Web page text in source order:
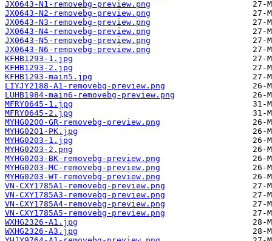
JX0643-N1-removebg-preview.png
JX0643-N2-removebg-preview.png
JX0643-N3-removebg-preview.png
JX0643-N4-removebg-preview.png
JX0643-N5-removebg-preview.png
JX0643-N6-removebg-preview.png
KFHB1293-1.jpg
KFHB1293-2.jpg
KFHB1293-main5.jpg
LIYJY2188-A1-removebg-preview.png
LUHB1984-main6-removebg-preview.png
MFRY0645-1.jpg
MFRY0645-2.jpg
MYHG0200-GR-removebg-preview.png
MYHG0201-PK.jpg
MYHG0203-1.jpg
MYHG0203-2.png
MYHG0203-BK-removebg-preview.png
MYHG0203-MC-removebg-preview.png
MYHG0203-WT-removebg-preview.png
VN-CXY1785A1-removebg-preview.png
VN-CXY1785A3-removebg-preview.png
VN-CXY1785A4-removebg-preview.png
VN-CXY1785A5-removebg-preview.png
WXHG2326-A1.jpg
WXHG2326-A3.jpg